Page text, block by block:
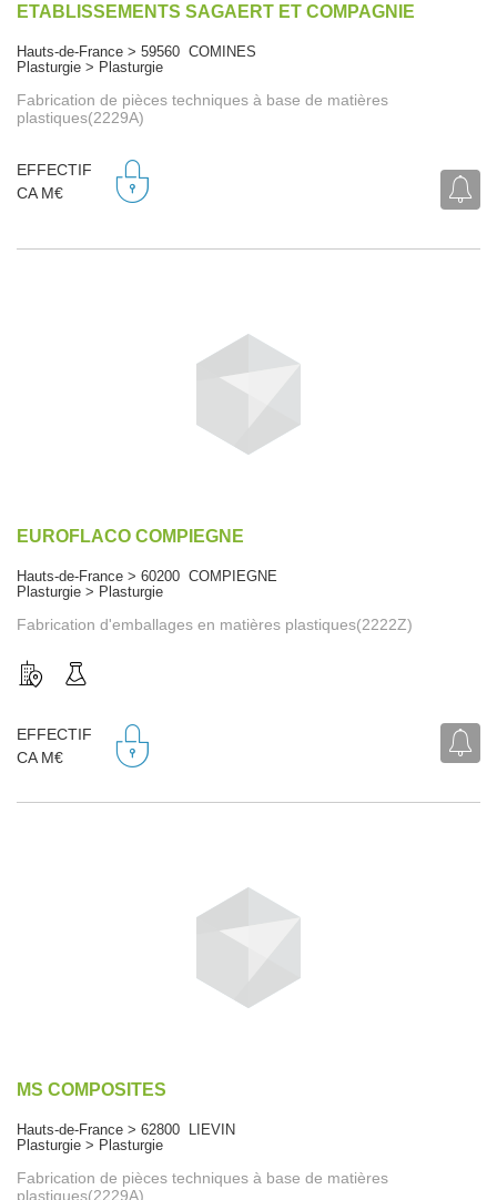
ETABLISSEMENTS SAGAERT ET COMPAGNIE
Hauts-de-France > 59560 COMINES
Plasturgie > Plasturgie
Fabrication de pièces techniques à base de matières
plastiques(2229A)
EFFECTIF
CA M€
EUROFLACO COMPIEGNE
Hauts-de-France > 60200 COMPIEGNE
Plasturgie > Plasturgie
Fabrication d'emballages en matières plastiques(2222Z)
EFFECTIF
CA M€
MS COMPOSITES
Hauts-de-France > 62800 LIEVIN
Plasturgie > Plasturgie
Fabrication de pièces techniques à base de matières
plastiques(2229A)